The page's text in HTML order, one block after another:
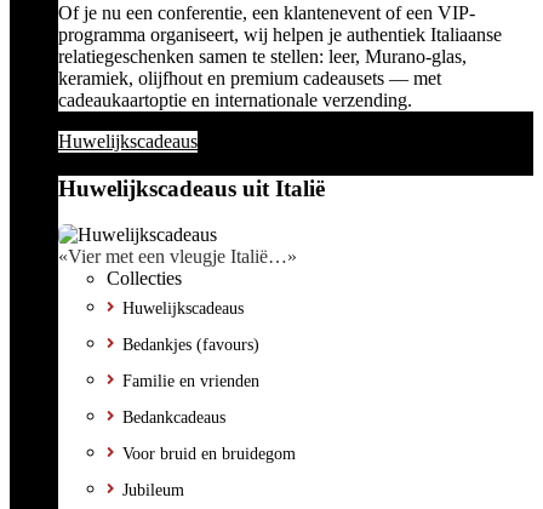
Of je nu een conferentie, een klantenevent of een VIP-
programma organiseert, wij helpen je authentiek Italiaanse
relatiegeschenken samen te stellen: leer, Murano-glas,
keramiek, olijfhout en premium cadeausets — met
cadeaukaartoptie en internationale verzending.
Huwelijkscadeaus
Huwelijkscadeaus uit Italië
«Vier met een vleugje Italië…»
Collecties
Huwelijkscadeaus
Bedankjes (favours)
Familie en vrienden
Bedankcadeaus
Voor bruid en bruidegom
Jubileum